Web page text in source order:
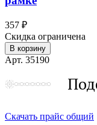
357 ₽
Скидка ограничена
В корзину
Арт. 35190
Скачать прайс общий